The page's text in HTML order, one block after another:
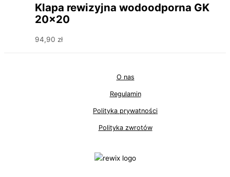
Klapa rewizyjna wodoodporna GK
20×20
94,90 zł
O nas
Regulamin
Polityka prywatności
Polityka zwrotów